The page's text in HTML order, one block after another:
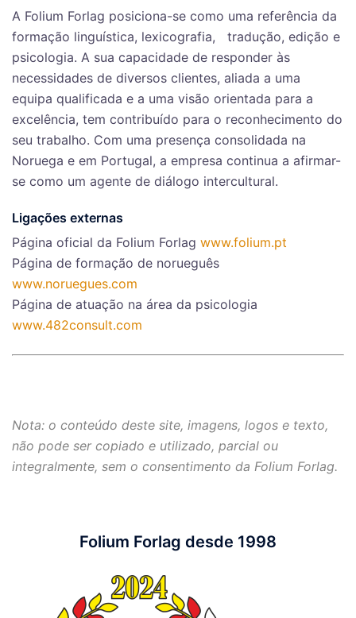
A Folium Forlag posiciona-se como uma referência da
formação linguística, lexicografia, tradução, edição e
psicologia. A sua capacidade de responder às
necessidades de diversos clientes, aliada a uma
equipa qualificada e a uma visão orientada para a
excelência, tem contribuído para o reconhecimento do
seu trabalho. Com uma presença consolidada na
Noruega e em Portugal, a empresa continua a afirmar-
se como um agente de diálogo intercultural.
Ligações externas
Página oficial da Folium Forlag www.folium.pt
Página de formação de norueguês
www.noruegues.com
Página de atuação na área da psicologia
www.482consult.com
Nota: o conteúdo deste site, imagens, logos e texto,
não pode ser copiado e utilizado, parcial ou
integralmente, sem o consentimento da Folium Forlag.
Folium Forlag desde 1998